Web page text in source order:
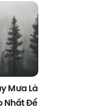
Mưa Là
Nhất Để